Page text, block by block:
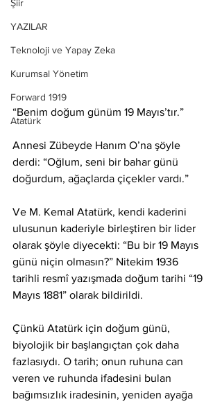
Şiir
YAZILAR
Teknoloji ve Yapay Zeka
Kurumsal Yönetim
Forward 1919
Atatürk
“Benim doğum günüm 19 Mayıs’tır.”
Annesi Zübeyde Hanım O’na şöyle
derdi: “Oğlum, seni bir bahar günü
doğurdum, ağaçlarda çiçekler vardı.”
Ve M. Kemal Atatürk, kendi kaderini
ulusunun kaderiyle birleştiren bir lider
olarak şöyle diyecekti: “Bu bir 19 Mayıs
günü niçin olmasın?” Nitekim 1936
tarihli resmî yazışmada doğum tarihi “19
Mayıs 1881” olarak bildirildi.
Çünkü Atatürk için doğum günü,
biyolojik bir başlangıçtan çok daha
fazlasıydı. O tarih; onun ruhuna can
veren ve ruhunda ifadesini bulan
bağımsızlık iradesinin, yeniden ayağa